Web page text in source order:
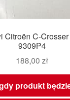
Citroën C-
9309P4
188,00 zł
produkt